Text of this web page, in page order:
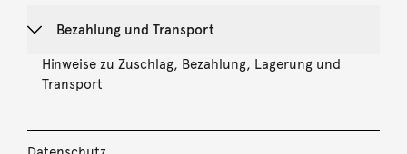
Bezahlung und Transport
Hinweise zu Zuschlag, Bezahlung, Lagerung und
Transport